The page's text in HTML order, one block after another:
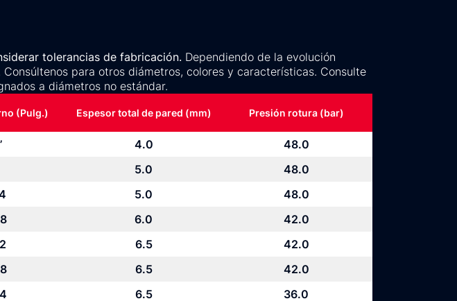
tolerancias de fabricación. Dependiendo de la evolución
para otros diámetros, colores y características. Consulte
a diámetros no estándar.
(Pulg.) Espesor total de pared (mm) Presión rotura (bar)
4.0
48.0
5.0
48.0
5.0
48.0
6.0
42.0
6.5
42.0
6.5
42.0
6.5
36.0